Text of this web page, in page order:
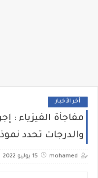
أخر الأخبار
مفاجأة الفيزياء :
والدرجات تحدد
mohamed 15 يوليو 2022